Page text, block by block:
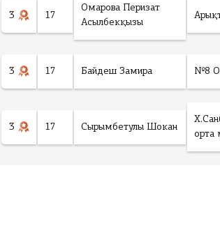
3 17
Омарова Перизат
Асылбекқызы
3 17 Байдеш Замира №8
3 17 Сырымбетулы Шокан
орта